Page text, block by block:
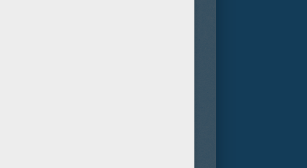
aider son mentor, le Dr Hank Pym,
effroyable menace…